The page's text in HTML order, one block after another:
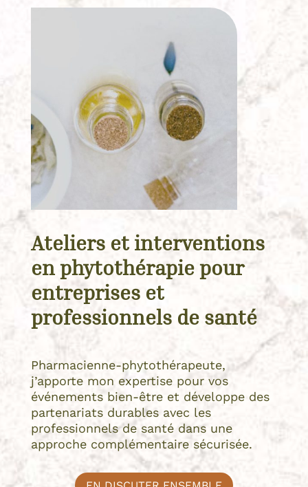
Ateliers et interventions
en phytothérapie pour
entreprises et
professionnels de santé
Pharmacienne-phytothérapeute,
j’apporte mon expertise pour vos
événements bien-être et développe des
partenariats durables avec les
professionnels de santé dans une
approche complémentaire sécurisée.